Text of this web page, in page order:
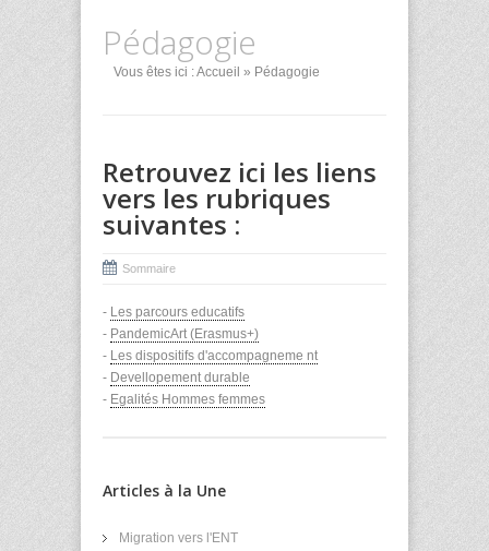
Pédagogie
Vous êtes ici :Accueil » Pédagogie
Retrouvez ici les liens
vers les rubriques
suivantes :
Sommaire
- Les parcours educatifs
- PandemicArt (Erasmus+)
- Les dispositifs d'accompagneme nt
- Devellopement durable
- Egalités Hommes femmes
Articles à la Une
Migration vers l'ENT